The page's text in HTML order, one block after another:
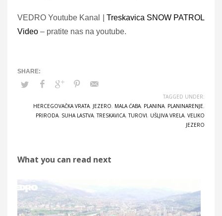
VEDRO Youtube Kanal |
Treskavica SNOW PATROL
Video – pratite nas na youtube.
TAGGED UNDER:
HERCEGOVAČKA VRATA, JEZERO, MALA ĆABA, PLANINA, PLANINARENJE,
PRIRODA, SUHA LASTVA,TRESKAVICA,TUROVI, UŠLJIVA VRELA, VELIKO
JEZERO
What you can read next